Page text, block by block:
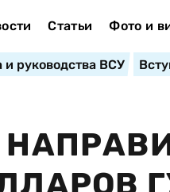
Статьи Фото и
и руководства ВСУ